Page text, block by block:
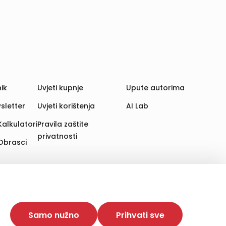
Time poboljšavamo korisničko iskustvo,
web stranica i uređaja u tu svrhu. Naši partneri
Opcija „Prihvati sve“ omogućuje postavljanje i
Samo nužno Prihvati sve
Uvjeti kupnje
Uvjeti korištenja
Pravila zaštite
privatnosti
Upute autorima
AI Lab